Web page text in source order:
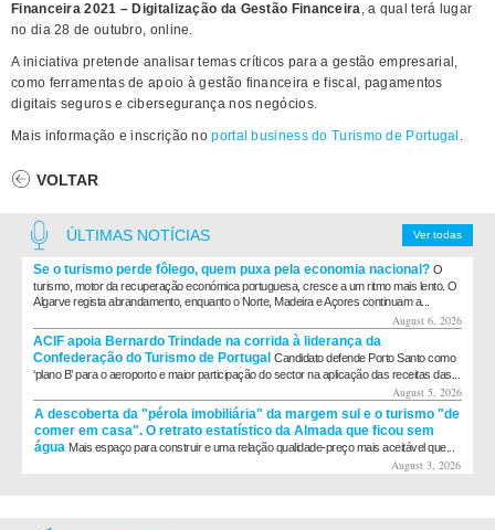
Financeira 2021 – Digitalização da Gestão Financeira, a qual terá lugar
no dia 28 de outubro, online.
A iniciativa pretende analisar temas críticos para a gestão empresarial,
como ferramentas de apoio à gestão financeira e fiscal, pagamentos
digitais seguros e cibersegurança nos negócios.
Mais informação e inscrição noportal business do Turismo de Portugal .
VOLTAR
Ver todas
ÚLTIMAS NOTÍCIAS
Se o turismo perde fôlego, quem puxa pela economia nacional? O
turismo, motor da recuperação económica portuguesa, cresce a um ritmo mais lento. O
Algarve regista abrandamento, enquanto o Norte, Madeira e Açores continuam a...
August 6, 2026
ACIF apoia Bernardo Trindade na corrida à liderança da
Confederação do Turismo de Portugal Candidato defende Porto Santo como
‘plano B’ para o aeroporto e maior participação do sector na aplicação das receitas das...
August 5, 2026
A descoberta da "pérola imobiliária" da margem sul e o turismo "de
comer em casa". O retrato estatístico da Almada que ficou sem
água Mais espaço para construir e uma relação qualidade-preço mais aceitável que...
August 3, 2026